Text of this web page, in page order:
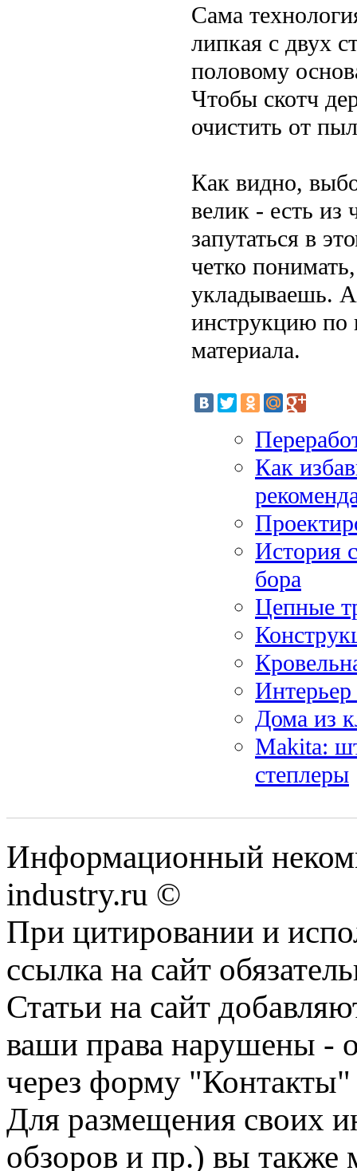
Сама
липкая с двух
половому
Чтобы скотч
очистить от
Как видно,
велик - есть из
запутаться в
четко
укладываешь. А
инструкцию по
материала.
Как
История
бора
Цепные
Дома из
Makita:
степлеры
Информационный
industry.ru ©
При цитировании и
ссылка на сайт
Статьи на сайт
ваши права нарушены -
через форму "Контакты"
Для размещения своих
обзоров и пр.) вы также